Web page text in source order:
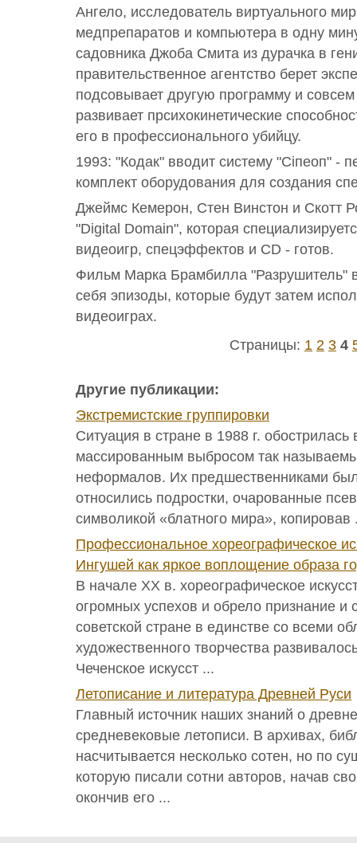
Ангело, исследователь виртуального
медпрепаратов и компьютера в одну
садовника Джоба Смита из дурачка в
правительственное агентство берет
подсовывает другую программу и
развивает прсихокинетические
его в профессионального убийцу.
1993: "Кодак" вводит систему "Сіпеоп" -
комплект оборудования для создания
Джеймс Кемерон, Стен Винстон и Скотт
"Digital Domain", которая
видеоигр, спецэффектов и CD - готов.
Фильм Марка Брамбилла "Разрушитель"
себя эпизоды, которые будут затем
видеоиграх.
Страницы: 1 2 3 4
Другие публикации:
Экстремистские группировки
Ситуация в стране в 1988 г. обострилась
массированным выбросом так
неформалов. Их предшественниками
относились подростки, очарованные
символикой «блатного мира», копировав
Профессиональное хореографическое
Ингушей как яркое воплощение образа
В начале XX в. хореографическое
огромных успехов и обрело признание и
советской стране в единстве со всеми
художественного творчества
Чеченское искусст ...
Летописание и литература Древней Руси
Главный источник наших знаний о
средневековые летописи. В архивах,
насчитывается несколько сотен, но по
которую писали сотни авторов, начав
окончив его ...